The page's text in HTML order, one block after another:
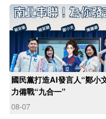
國民黨打造AI發言人“鄭小
力備戰“九合一”
08-07